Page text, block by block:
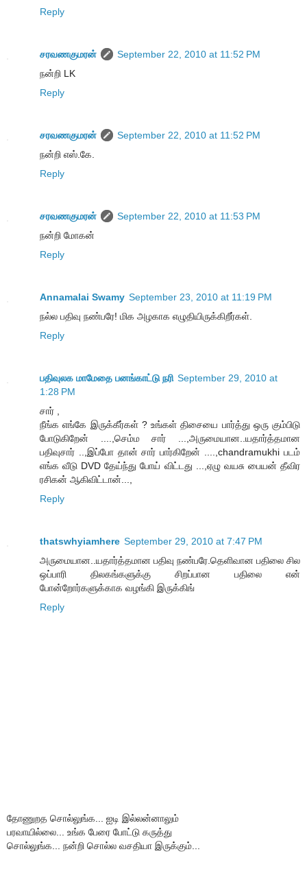
Reply
சரவணகுமரன்
September 22, 2010 at 11:52 PM
நன்றி LK
Reply
சரவணகுமரன்
September 22, 2010 at 11:52 PM
நன்றி எஸ்.கே.
Reply
சரவணகுமரன்
September 22, 2010 at 11:53 PM
நன்றி மோகன்
Reply
Annamalai Swamy September 23, 2010 at 11:19 PM
நல்ல பதிவு நண்பரே! மிக அழகாக எழுதியிருக்கிறீர்கள்.
Reply
பதிவுலக மாமேதை பனங்காட்டு நரி September 29, 2010 at
1:28 PM
சார் ,
நீங்க எங்கே இருக்கீர்கள் ? உங்கள் திசையை பார்த்து ஒரு கும்பிடு
போடுகிறேன் ....,செம்ம சார் ...,அருமையான..யதார்த்தமான
பதிவுசார் ..,இப்போ தான் சார் பார்கிறேன் ....,chandramukhi படம்
எங்க வீடு DVD தேய்ந்து போய் விட்டது ...,ஏழு வயசு பையன் தீவிர
ரசிகன் ஆகிவிட்டான்...,
Reply
thatswhyiamhere September 29, 2010 at 7:47 PM
அருமையான..யதார்த்தமான பதிவு நண்பரே.தெளிவான பதிலை சில
ஒப்பாரி திலகங்களுக்கு சிறப்பான பதிலை என்
போன்றோர்களுக்காக வழங்கி இருக்கிங்
Reply
தோணுறத சொல்லுங்க... ஐடி இல்லன்னாலும்
பரவாயில்லை... உங்க பேரை போட்டு கருத்து
சொல்லுங்க... நன்றி சொல்ல வசதியா இருக்கும்...